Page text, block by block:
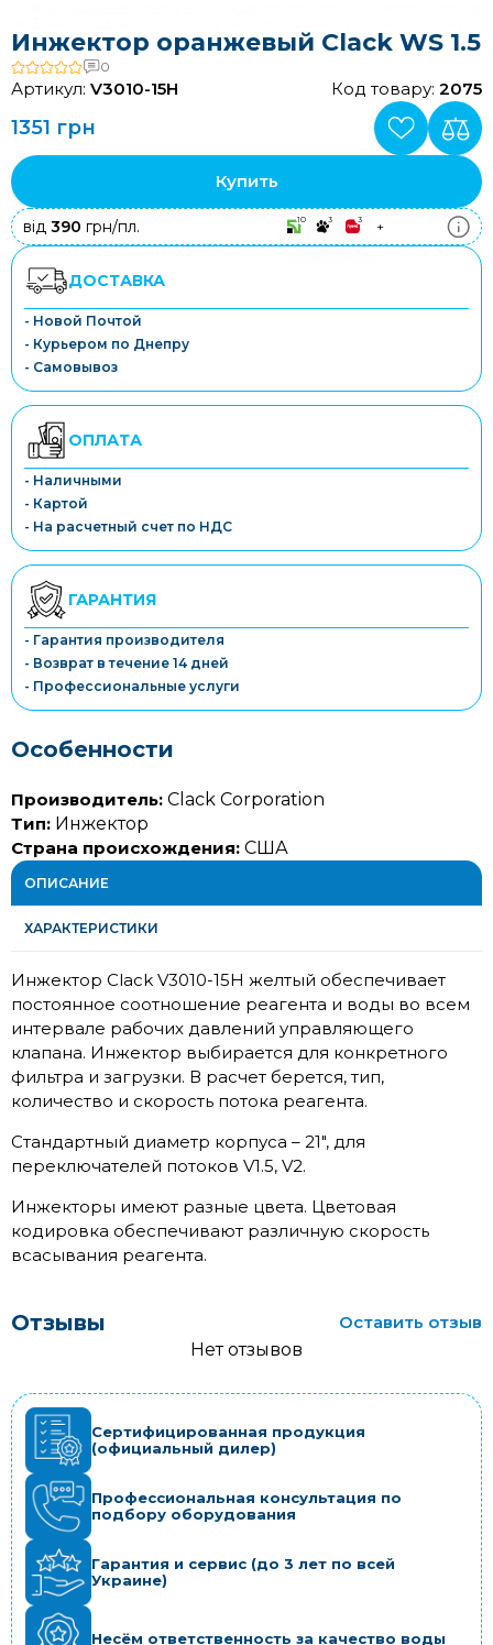
Инжектор оранжевый Clack WS 1.5
0
Артикул: V3010-15H Код товару: 2075
1351 грн
Купить
від 390 грн/пл. 10 3 3 +
ДОСТАВКА
- Новой Почтой
- Курьером по Днепру
- Самовывоз
ОПЛАТА
- Наличными
- Картой
- На расчетный счет по НДС
ГАРАНТИЯ
- Гарантия производителя
- Возврат в течение 14 дней
- Профессиональные услуги
Особенности
Производитель: Clack Corporation
Тип: Инжектор
Страна происхождения: США
ОПИСАНИЕ
ХАРАКТЕРИСТИКИ
Инжектор Clack V3010-15H желтый обеспечивает
постоянное соотношение реагента и воды во всем
интервале рабочих давлений управляющего
клапана. Инжектор выбирается для конкретного
фильтра и загрузки. В расчет берется, тип,
количество и скорость потока реагента.
Стандартный диаметр корпуса – 21″, для
переключателей потоков V1.5, V2.
Инжекторы имеют разные цвета. Цветовая
кодировка обеспечивают различную скорость
всасывания реагента.
Отзывы
Оставить отзыв
Нет отзывов
Сертифицированная продукция
(официальный дилер)
Профессиональная консультация по
подбору оборудования
Гарантия и сервис (до 3 лет по всей
Украине)
Несём ответственность за качество воды